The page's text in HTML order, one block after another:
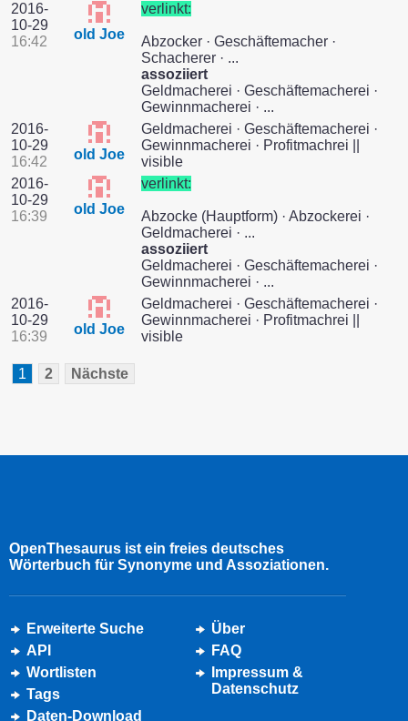
2016-
10-29
16:42
old Joe
verlinkt:
Abzocker · Geschäftemacher ·
Schacherer · ...
assoziiert
Geldmacherei · Geschäftemacherei ·
Gewinnmacherei · ...
2016-
10-29
16:42
old Joe
Geldmacherei · Geschäftemacherei ·
Gewinnmacherei · Profitmachrei ||
visible
2016-
10-29
16:39
old Joe
verlinkt:
Abzocke (Hauptform) · Abzockerei ·
Geldmacherei · ...
assoziiert
Geldmacherei · Geschäftemacherei ·
Gewinnmacherei · ...
2016-
10-29
16:39
old Joe
Geldmacherei · Geschäftemacherei ·
Gewinnmacherei · Profitmachrei ||
visible
1 2 Nächste
OpenThesaurus ist ein freies deutsches
Wörterbuch für Synonyme und Assoziationen.
Erweiterte Suche
API
Wortlisten
Tags
Daten-Download
Über
FAQ
Impressum &
Datenschutz